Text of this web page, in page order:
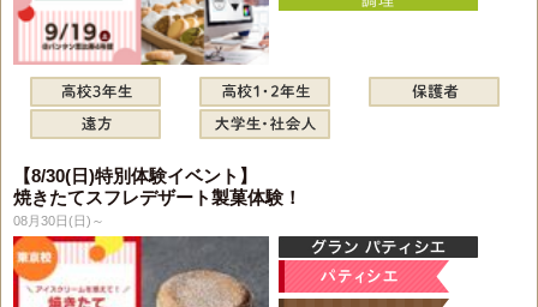
【8/30(日)特別体験イベント】
焼きたてスフレデザート製菓体験！
08月30日(日)～